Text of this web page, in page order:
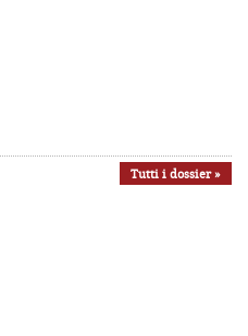
Tutti i dossier »